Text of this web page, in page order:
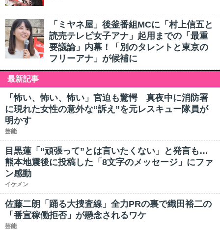
「ミヤネ屋」後釜番組MCに「村上信五と
読売テレビ女子アナ」起用までの「最重
要議論」内幕！「別のタレントと東京の
フリーアナ」が候補に
最新記事
「怖い、怖い、怖い」宮迫も驚愕 真夜中に消防署
に現れた女性の意外な“訴え”を元レスキュー隊員が
明かす
芸能
目黒蓮「“頑張って”とは言いたくない」と発言も…
熊本地震後に投稿した「8文字のメッセージ」にファ
ン感動
イケメン
佐藤二朗「踊る大捜査線」全力PRの裏で織田裕二の
「番宣稼働拒否」が懸念されるワケ
芸能